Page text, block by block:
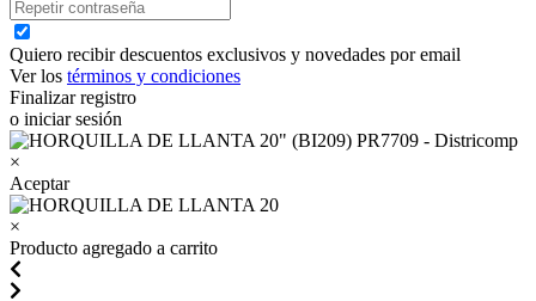
Quiero recibir descuentos exclusivos y novedades por email
Ver los términos y condiciones
Finalizar registro
o iniciar sesión
×
Aceptar
×
Producto agregado a carrito